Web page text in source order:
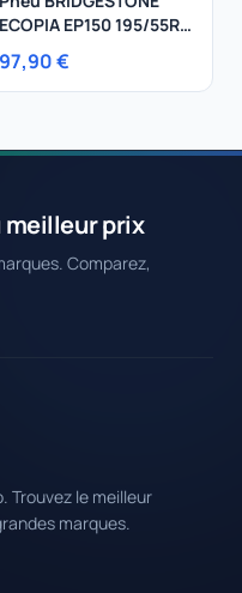
ECOPIA EP150 195/55R16
87V
97,90 €
meilleur prix
Comparez,
Trouvez le meilleur
marques.